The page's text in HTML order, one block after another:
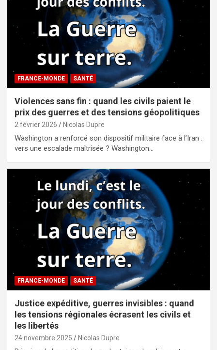
FRANCE-MONDE SANTÉ
Violences sans fin : quand les civils paient le
prix des guerres et des tensions géopolitiques
2 février 2026 Nicolas Dupre
Washington a renforcé son dispositif militaire face à l’Iran :
vers une escalade maîtrisée ? Washington…
FRANCE-MONDE SANTÉ
Justice expéditive, guerres invisibles : quand
les tensions régionales écrasent les civils et
les libertés
24 novembre 2025 Nicolas Dupre